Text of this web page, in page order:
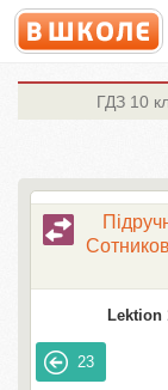
ГДЗ 10
Lektion
23